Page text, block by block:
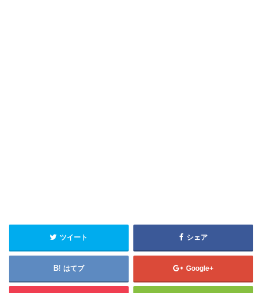
ツイート シェア
はてブ Google+